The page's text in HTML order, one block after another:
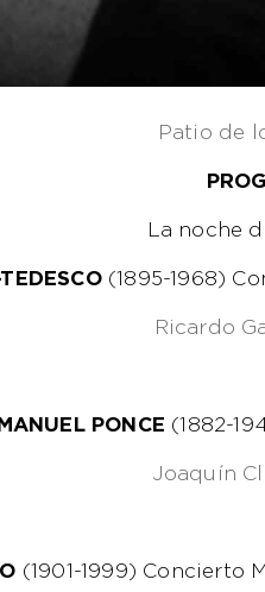
Patio de
La noche
(1895-1968)
Ricardo
MANUEL PONCE (1882-
Joaquín
(1901-1999) Concierto